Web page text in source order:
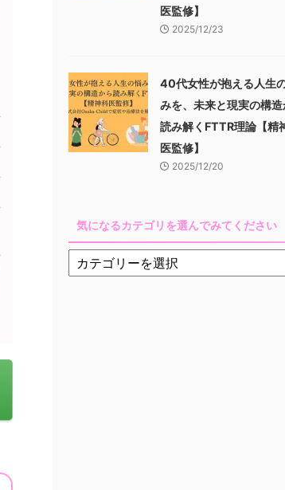
医監修】
2025/12/23
40代女性が抱える人生
みを、未来と現実の構造
読み解くFTTR理論【精
医監修】
2025/12/20
気になるカテゴリを選んでみてください